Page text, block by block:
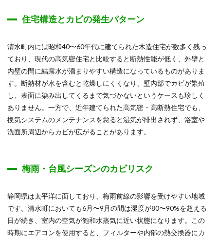
住宅構造とカビの発生パターン
清水町内には昭和40〜60年代に建てられた木造住宅が数多く残っ
ており、現代の高気密住宅と比較すると断熱性能が低く、外壁と
内壁の間に結露水が溜まりやすい構造になっているものがありま
す。断熱材が水を含むと乾燥しにくくなり、壁内部でカビが繁殖
し、表面に染み出してくるまで気づかないというケースも珍しく
ありません。一方で、近年建てられた高気密・高断熱住宅でも、
換気システムのメンテナンスを怠ると湿気が排出されず、浴室や
洗面所周辺からカビが広がることがあります。
梅雨・台風シーズンのカビリスク
静岡県は太平洋に面しており、梅雨前線の影響を受けやすい地域
です。清水町においても6月〜9月の間は湿度が80〜90%を超える
日が続き、室内の空気が飽和水蒸気に近い状態になります。この
時期にエアコンを使用すると、フィルターや内部の熱交換器にカ